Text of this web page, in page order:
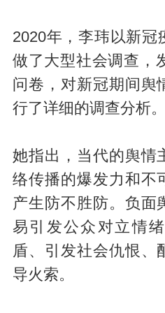
2020年，李玮以新冠
做了大型社会调查，
问卷，对新冠期间舆
行了详细的调查分析。
她指出，当代的舆情
络传播的爆发力和不
产生防不胜防。负面
易引发公众对立情
盾、引发社会仇恨、
导火索。